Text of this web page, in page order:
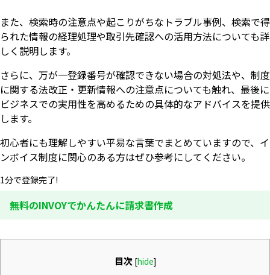
また、検索時の注意点や起こりがちなトラブル事例、検索で得
られた情報の経理処理や取引先確認への活用方法についても詳
しく説明します。
さらに、万が一登録番号が確認できない場合の対処法や、制度
に関する法改正・更新情報への注意点についても触れ、最後に
ビジネスでの実用性を高めるための具体的なアドバイスを提供
します。
初心者にも理解しやすい平易な言葉でまとめていますので、イ
ンボイス制度に関心のある方はぜひ参考にしてください。
1分で登録完了!
無料のINVOYでかんたんに請求書作成
目次 [hide]